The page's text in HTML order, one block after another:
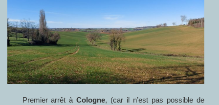
Premier arrêt àCologne, (car il n’est pas possible de